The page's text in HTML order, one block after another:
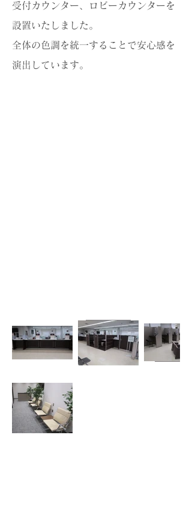
受付カウンター、ロビーカウンターを
設置いたしました。
全体の色調を統一することで安心感を
演出しています。